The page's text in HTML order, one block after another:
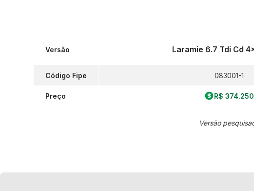
Versão
Código Fipe
Preço
Laramie 6.7 Tdi Cd
083001-1
R$ 374.250
Versão